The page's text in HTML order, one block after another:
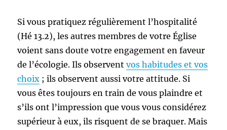
Si vous pratiquez régulièrement l’hospitalité
(Hé 13.2), les autres membres de votre Église
voient sans doute votre engagement en faveur
de l’écologie. Ils observentvos habitudes et vos
choix ; ils observent aussi votre attitude. Si
vous êtes toujours en train de vous plaindre et
s’ils ont l’impression que vous vous considérez
supérieur à eux, ils risquent de se braquer. Mais